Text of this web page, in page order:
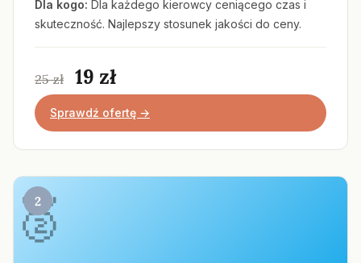
Dla kogo: Dla każdego kierowcy ceniącego czas i
skuteczność. Najlepszy stosunek jakości do ceny.
25 zł 19 zł
Sprawdź ofertę →
2